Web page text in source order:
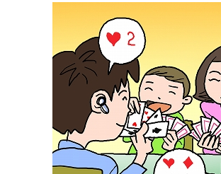
集要項＆願書
募集要項＆
大学・短大以外の資料から請求
専門学校の資料請求 大学院の資
留学・進学関連、塾・予備校
大学入学共
内」の請求